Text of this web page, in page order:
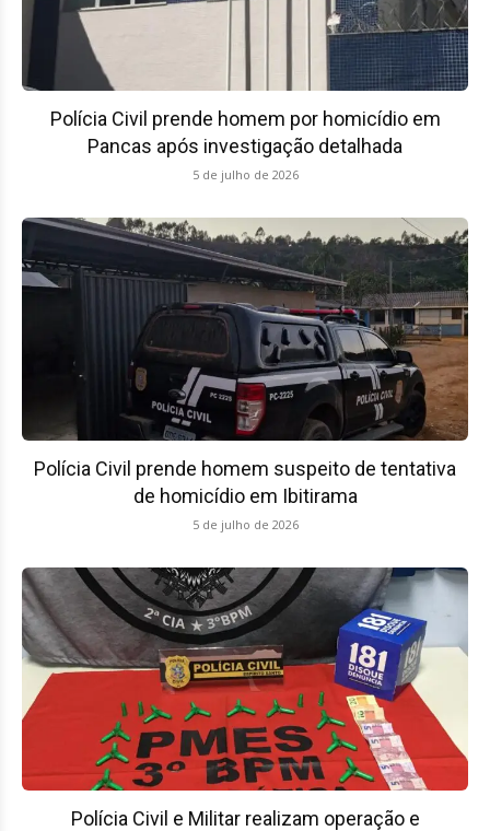
Polícia Civil prende homem por homicídio em
Pancas após investigação detalhada
5 de julho de 2026
Polícia Civil prende homem suspeito de tentativa
de homicídio em Ibitirama
5 de julho de 2026
Polícia Civil e Militar realizam operação e